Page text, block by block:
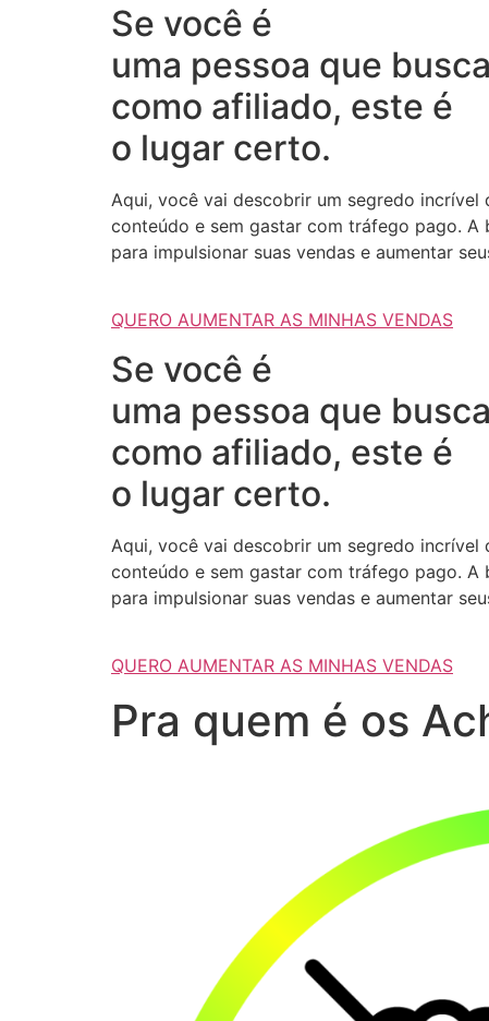
Se você é
uma pessoa que
como afiliado, este é
o lugar certo.
Aqui, você vai descobrir um segredo incrível
conteúdo e sem gastar com tráfego pago. A
para impulsionar suas vendas e aumentar
QUERO AUMENTAR AS MINHAS VENDAS
Se você é
uma pessoa que
como afiliado, este é
o lugar certo.
Aqui, você vai descobrir um segredo incrível
conteúdo e sem gastar com tráfego pago. A
para impulsionar suas vendas e aumentar
QUERO AUMENTAR AS MINHAS VENDAS
Pra quem é os